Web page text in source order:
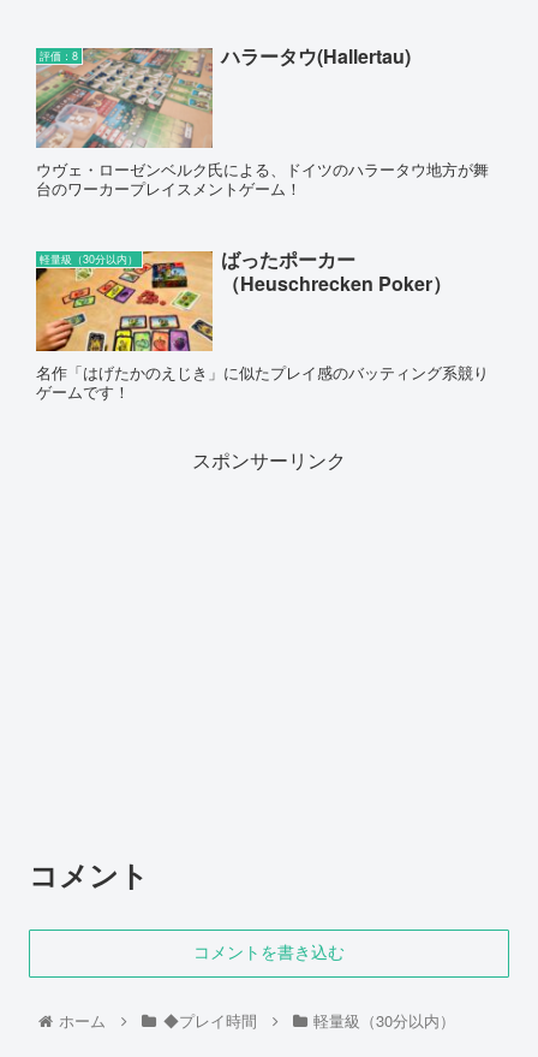
評価：8 ハラータウ(Hallertau)
ウヴェ・ローゼンベルク氏による、ドイツのハラータウ地方が舞
台のワーカープレイスメントゲーム！
軽量級（30分以内）
ばったポーカー
（Heuschrecken Poker）
名作「はげたかのえじき」に似たプレイ感のバッティング系競り
ゲームです！
スポンサーリンク
コメント
コメントを書き込む
ホーム ◆プレイ時間 軽量級（30分以内）